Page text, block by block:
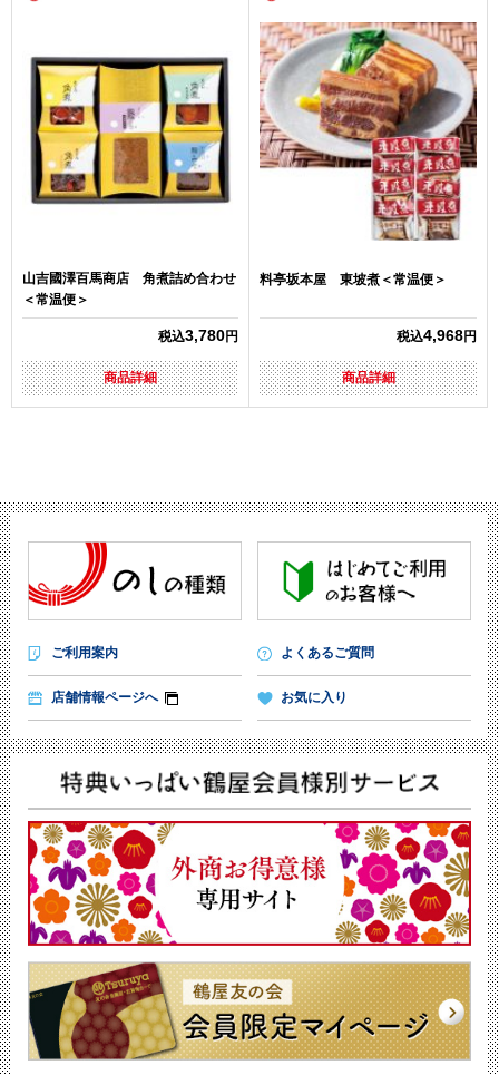
山吉國澤百馬商店 角煮詰め合わせ
＜常温便＞
税込3,780円
商品詳細
料亭坂本屋 東坡煮＜常温便＞
税込4,968円
商品詳細
ご利用案内 よくあるご質問
店舗情報ページへ お気に入り